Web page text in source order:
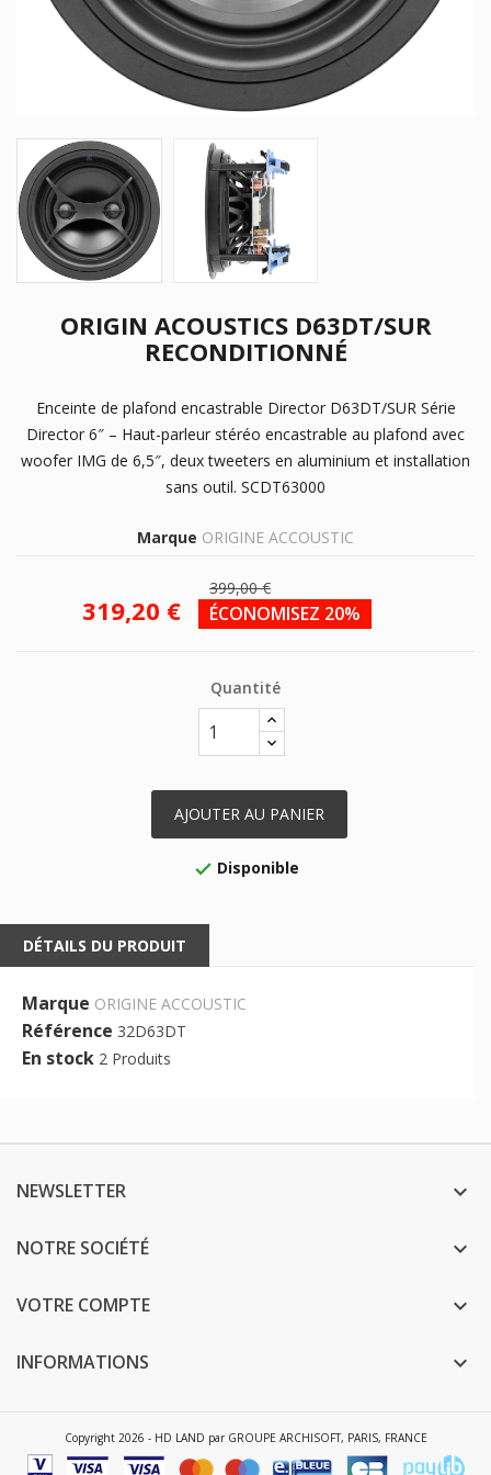
ORIGIN ACOUSTICS D63DT/SUR
RECONDITIONNÉ
Enceinte de plafond encastrable Director D63DT/SUR Série
Director 6″ – Haut-parleur stéréo encastrable au plafond avec
woofer IMG de 6,5″, deux tweeters en aluminium et installation
sans outil. SCDT63000
Marque ORIGINE ACCOUSTIC
399,00 €
319,20 € ÉCONOMISEZ 20%
Quantité
AJOUTER AU PANIER
 Disponible
DÉTAILS DU PRODUIT
Marque ORIGINE ACCOUSTIC
Référence 32D63DT
En stock 2 Produits
NEWSLETTER 
NOTRE SOCIÉTÉ 
VOTRE COMPTE 
INFORMATIONS 
Copyright 2026 - HD LAND par GROUPE ARCHISOFT, PARIS, FRANCE